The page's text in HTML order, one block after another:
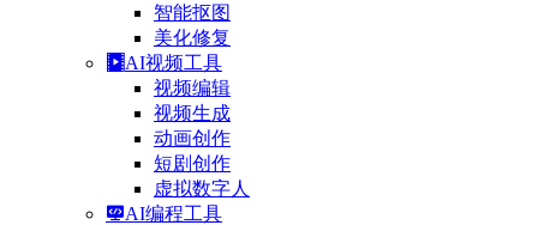
智能抠图
美化修复
AI视频工具
视频编辑
视频生成
动画创作
短剧创作
虚拟数字人
AI编程工具